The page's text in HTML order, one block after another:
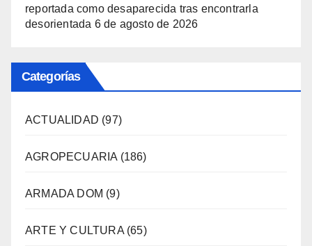
reportada como desaparecida tras encontrarla
desorientada 6 de agosto de 2026
Categorías
ACTUALIDAD (97)
AGROPECUARIA (186)
ARMADA DOM (9)
ARTE Y CULTURA(65)